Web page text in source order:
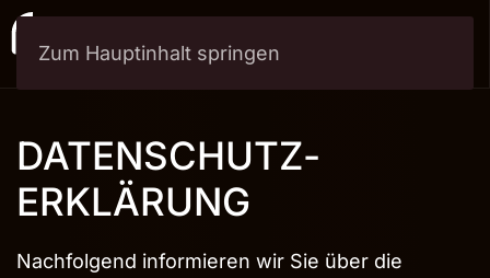
Zum Hauptinhalt springen
DATENSCHUTZ­
ERKLÄRUNG
Nachfolgend informieren wir Sie über die